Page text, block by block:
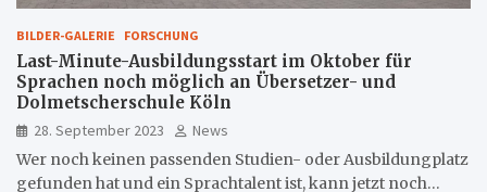
BILDER-GALERIE FORSCHUNG
Last-Minute-Ausbildungsstart im Oktober für
Sprachen noch möglich an Übersetzer- und
Dolmetscherschule Köln
28. September 2023
News
Wer noch keinen passenden Studien- oder Ausbildungplatz
gefunden hat und ein Sprachtalent ist, kann jetzt noch…